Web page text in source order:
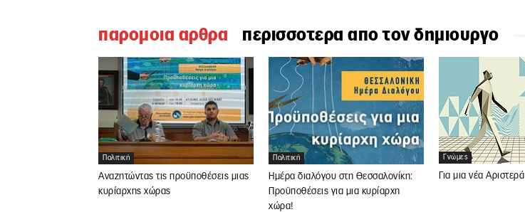
παρομοια αρθρα περισσοτερα απο τον δημιουργο
Πολιτική
Αναζητώντας τις προϋποθέσεις μιας
κυρίαρχης χώρας
Πολιτική
Ημέρα διαλόγου στη Θεσσαλονίκη:
Προϋποθέσεις για μια κυρίαρχη
χώρα!
Γνώμες
Για μια νέα Αριστερά